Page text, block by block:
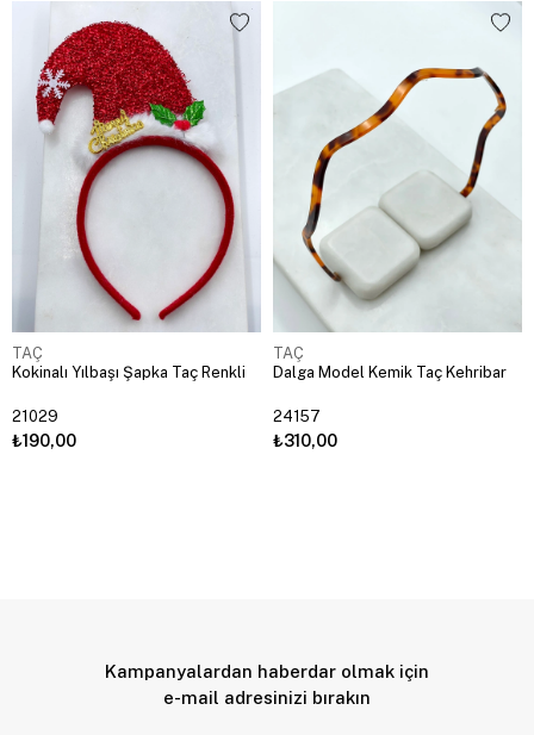
TAÇ
Kokinalı Yılbaşı Şapka Taç Renkli
21029
₺190,00
TAÇ
Dalga Model Kemik Taç Kehribar
24157
₺310,00
Kampanyalardan haberdar olmak için
e-mail adresinizi bırakın